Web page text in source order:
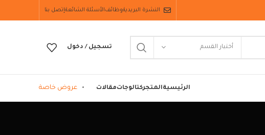
النشرة البريديةوظائفالأسئلة الشائعةإتصل بنا
أختيار القسم تسجيل / دخول
الرئيسيةالمتجركتالوجاتمقالات عروض خاصة